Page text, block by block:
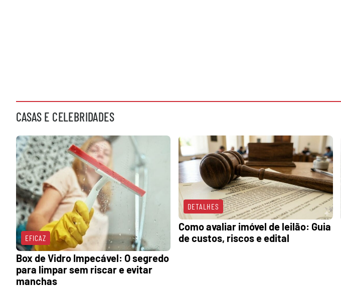
CASAS E CELEBRIDADES
EFICAZ
Box de Vidro Impecável: O segredo
para limpar sem riscar e evitar
manchas
DETALHES
Como avaliar imóvel de leilão: Guia
de custos, riscos e edital